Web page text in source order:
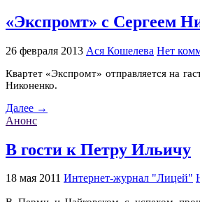
«Экспромт» с Сергеем
26 февраля 2013 Ася Кошелева Нет
Квартет «Экспромт» отправляется на
Никоненко.
Далее →
Анонс
В гости к Петру Ильичу
18 мая 2011 Интернет-журнал "Лицей"